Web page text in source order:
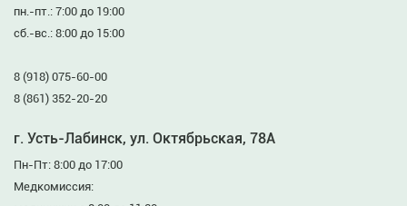
пн.-пт.: 7:00 до 19:00
сб.-вс.: 8:00 до 15:00
8 (918) 075-60-00
8 (861) 352-20-20
г. Усть-Лабинск, ул. Октябрьская, 78А
Пн-Пт: 8:00 до 17:00
Медкомиссия: